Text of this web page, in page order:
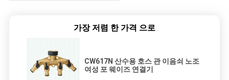
가장 저렴 한 가격 으로
CW617N 산수용 호스 관 이음쇠 노조
여성 포 웨이즈 연결기